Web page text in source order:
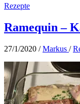
Vollkornbrot,
Baguette
und
Brötchen
Rezepte
Ramequin –
27/1/2020 /Markus /